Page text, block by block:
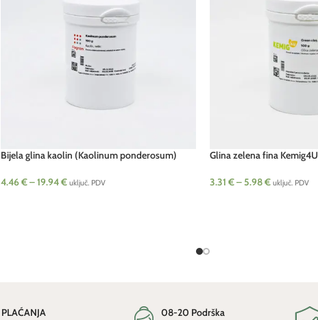
Bijela glina kaolin (Kaolinum ponderosum)
4.46€–19.94€ uključ. PDV
Glina zelena fina Kemig4U
3.31 €– 5.98€ uključ. PDV
PLAĆANJA
08-20 Podrška